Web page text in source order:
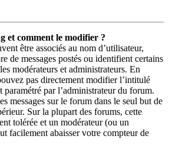
et comment le modifier ?
être associés au nom d’utilisateur,
de messages postés ou identifient certains
modérateurs et administrateurs. En
pas directement modifier l’intitulé
paramétré par l’administrateur du forum.
messages sur le forum dans le seul but de
Sur la plupart des forums, cette
tolérée et un modérateur (ou un
facilement abaisser votre compteur de